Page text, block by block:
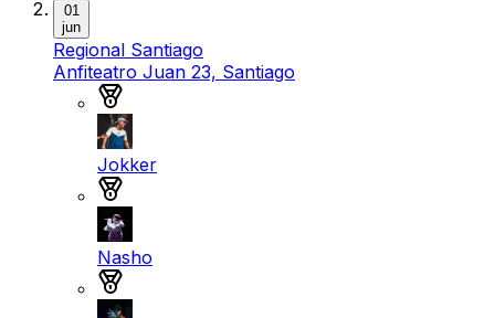
01
jun
Regional Santiago
Anfiteatro Juan 23, Santiago
Jokker
Nasho